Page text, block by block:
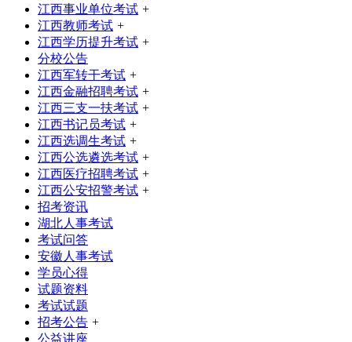
江西事业单位考试 +
江西教师考试 +
江西学历提升考试 +
分校公告
江西军转干考试 +
江西金融招聘考试 +
江西三支一扶考试 +
江西书记员考试 +
江西选调生考试 +
江西公选遴选考试 +
江西医疗招聘考试 +
江西公安招警考试 +
招考资讯
湖北人事考试
考试问答
安徽人事考试
学员心得
试题资料
考试试题
招考公告 +
公益讲座